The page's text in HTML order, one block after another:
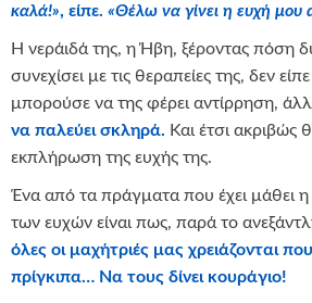
καλά!», είπε. «Θέλω να γίνει η ευχή μου
Η νεράιδά της, η Ήβη, ξέροντας πόση
συνεχίσει με τις θεραπείες της, δεν
μπορούσε να της φέρει αντίρρηση,
να παλεύει σκληρά. Και έτσι ακριβώς
εκπλήρωση της ευχής της.
Ένα από τα πράγματα που έχει μάθει
των ευχών είναι πως, παρά το
όλες οι μαχήτριές μας χρειάζονται
πρίγκιπα… Να τους δίνει κουράγιο!